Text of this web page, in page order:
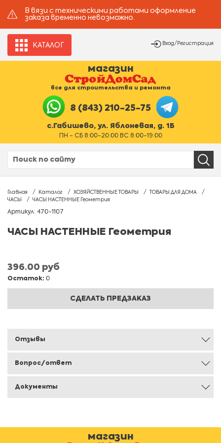
В вязи с техническими работами оформление
заказа временно невозможно.
КАТАЛОГ Вход/Регистрация
магазин
все для строительства и ремонта
8 (843) 210-25-75
с.Габишево, ул. Яблоневая, д. 1Б
ПН - СБ 8:00-20:00 ВС 8:00-19:00
Главная Каталог ХОЗЯЙСТВЕННЫЕ ТОВАРЫ
ТОВАРЫ ДЛЯ ДОМА
ЧАСЫ
ЧАСЫ НАСТЕННЫЕ Геометрия
Артикул: 470-1107
ЧАСЫ НАСТЕННЫЕ Геометрия
396.00 руб
Остаток: 0
СДЕЛАТЬ ПРЕДЗАКАЗ
Отзывы
Вопрос/ответ
Документы
магазин